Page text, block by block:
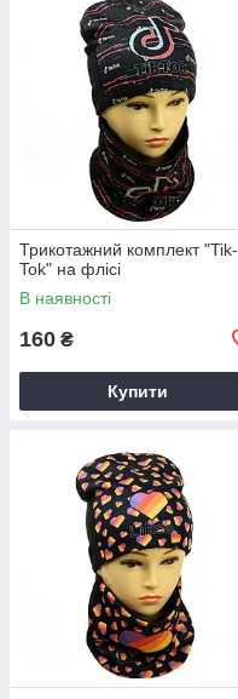
Трикотажний комплект "Tik-
Tok" на флісі
В наявності
160 ₴
Купити